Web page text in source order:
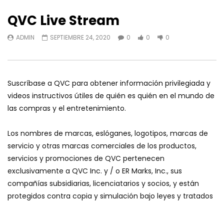
QVC Live Stream
ADMIN SEPTIEMBRE 24, 2020 0 0 0
Suscríbase a QVC para obtener información privilegiada y
videos instructivos útiles de quién es quién en el mundo de
las compras y el entretenimiento.
Los nombres de marcas, eslóganes, logotipos, marcas de
servicio y otras marcas comerciales de los productos,
servicios y promociones de QVC pertenecen
exclusivamente a QVC Inc. y / o ER Marks, Inc., sus
compañías subsidiarias, licenciatarios y socios, y están
protegidos contra copia y simulación bajo leyes y tratados